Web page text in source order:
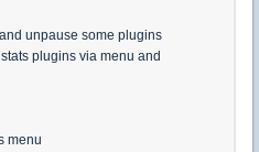
unpause some plugins
plugins via menu and
menu